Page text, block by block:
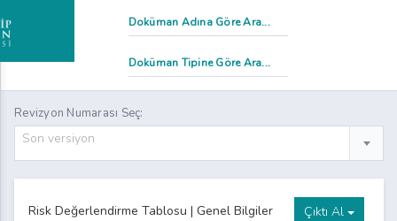
Revizyon Numarası Seç:
Son versiyon
Risk Değerlendirme Tablosu | Genel Bilgiler Çıktı Al